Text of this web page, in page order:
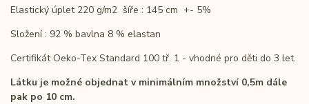
Elastický úplet 220 g/m2 šíře : 145 cm +- 5%
Složení : 92 % bavlna 8 % elastan
Certifikát Oeko-Tex Standard 100 tř. 1 - vhodné pro děti do 3 let.
Látku je možné objednat v minimálním množství 0,5m dále
pak po 10 cm.